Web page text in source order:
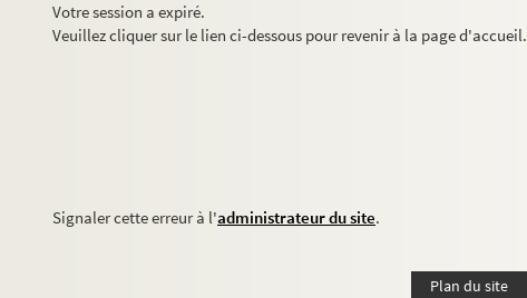
Votre session a expiré.
Veuillez cliquer sur le lien ci-dessous pour revenir à la page d'accueil.
Signaler cette erreur à l'administrateur du site.
Plan du site